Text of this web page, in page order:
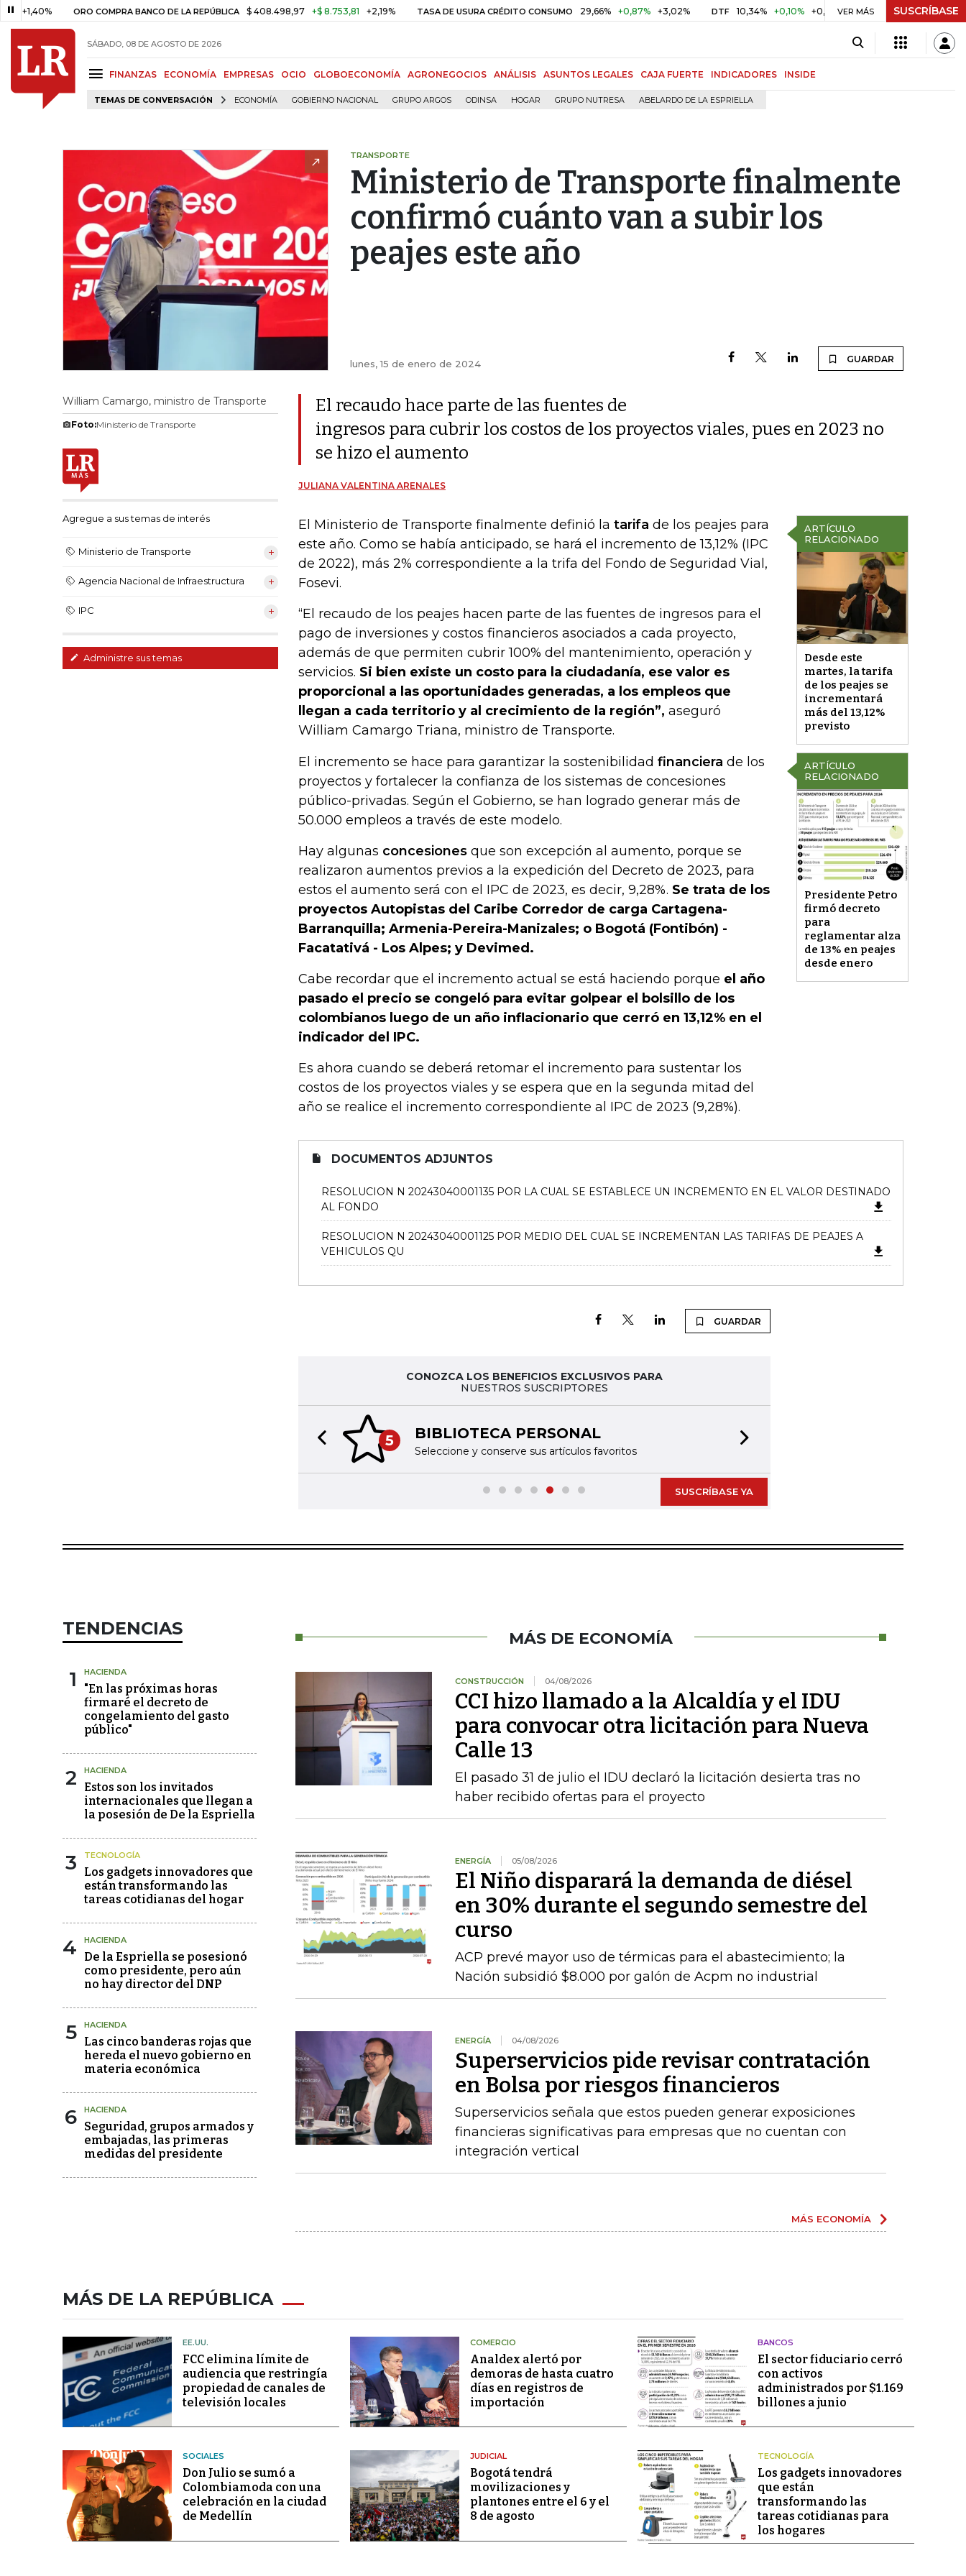
ORO COMPRA BANCO DE LA REPÚBLICA $ 408.498,97 +$ 8.753,81 +2,19% TASA DE USURA CRÉDITO CONSUMO 29,66% +0,87% +3,02% DTF 10,34% +0,10% +0,98% UVR $ 416,96 +$ 0,05 +0,01%
VER MÁS SUSCRÍBASE
SÁBADO, 08 DE AGOSTO DE 2026
FINANZAS ECONOMÍA EMPRESAS OCIO GLOBOECONOMÍA AGRONEGOCIOS ANÁLISIS ASUNTOS LEGALES CAJA FUERTE INDICADORES INSIDE
TEMAS DE CONVERSACIÓN ECONOMÍA GOBIERNO NACIONAL GRUPO ARGOS ODINSA HOGAR GRUPO NUTRESA ABELARDO DE LA ESPRIELLA
TRANSPORTE
Ministerio de Transporte finalmente
confirmó cuánto van a subir los
peajes este año
lunes, 15 de enero de 2024 GUARDAR
William Camargo, ministro de Transporte
Foto:Ministerio de Transporte
Agregue a sus temas de interés
Ministerio de Transporte
Agencia Nacional de Infraestructura
IPC
Administre sus temas
El recaudo hace parte de las fuentes de
ingresos para cubrir los costos de los proyectos viales, pues en 2023 no
se hizo el aumento
JULIANA VALENTINA ARENALES
ARTÍCULO
RELACIONADO
Desde este
martes, la tarifa
de los peajes se
incrementará
más del 13,12%
previsto
El Ministerio de Transporte finalmente definió la tarifa de los peajes para
este año. Como se había anticipado, se hará el incremento de 13,12% (IPC
de 2022), más 2% correspondiente a la trifa del Fondo de Seguridad Vial,
Fosevi.
“El recaudo de los peajes hacen parte de las fuentes de ingresos para el
pago de inversiones y costos financieros asociados a cada proyecto,
además de que permiten cubrir 100% del mantenimiento, operación y
servicios. Si bien existe un costo para la ciudadanía, ese valor es
proporcional a las oportunidades generadas, a los empleos que
llegan a cada territorio y al crecimiento de la región”, aseguró
William Camargo Triana, ministro de Transporte.
ARTÍCULO
RELACIONADO
Presidente Petro
firmó decreto
para
reglamentar alza
de 13% en peajes
desde enero
El incremento se hace para garantizar la sostenibilidad financiera de los
proyectos y fortalecer la confianza de los sistemas de concesiones
público-privadas. Según el Gobierno, se han logrado generar más de
50.000 empleos a través de este modelo.
Hay algunas concesiones que son excepción al aumento, porque se
realizaron aumentos previos a la expedición del Decreto de 2023, para
estos el aumento será con el IPC de 2023, es decir, 9,28%. Se trata de los
proyectos Autopistas del Caribe Corredor de carga Cartagena-
Barranquilla; Armenia-Pereira-Manizales; o Bogotá (Fontibón) -
Facatativá - Los Alpes; y Devimed.
Cabe recordar que el incremento actual se está haciendo porque el año
pasado el precio se congeló para evitar golpear el bolsillo de los
colombianos luego de un año inflacionario que cerró en 13,12% en el
indicador del IPC.
Es ahora cuando se deberá retomar el incremento para sustentar los
costos de los proyectos viales y se espera que en la segunda mitad del
año se realice el incremento correspondiente al IPC de 2023 (9,28%).
DOCUMENTOS ADJUNTOS
RESOLUCION N 20243040001135 POR LA CUAL SE ESTABLECE UN INCREMENTO EN EL VALOR DESTINADO
AL FONDO
RESOLUCION N 20243040001125 POR MEDIO DEL CUAL SE INCREMENTAN LAS TARIFAS DE PEAJES A
VEHICULOS QU
GUARDAR
CONOZCA LOS BENEFICIOS EXCLUSIVOS PARA
NUESTROS SUSCRIPTORES
5 BIBLIOTECA PERSONAL
Seleccione y conserve sus artículos favoritos
Previous slide
SUSCRÍBASE YA
TENDENCIAS
1 HACIENDA
"En las próximas horas
firmaré el decreto de
congelamiento del gasto
público"
2 HACIENDA
Estos son los invitados
internacionales que llegan a
la posesión de De la Espriella
3 TECNOLOGÍA
Los gadgets innovadores que
están transformando las
tareas cotidianas del hogar
4 HACIENDA
De la Espriella se posesionó
como presidente, pero aún
no hay director del DNP
5 HACIENDA
Las cinco banderas rojas que
hereda el nuevo gobierno en
materia económica
6 HACIENDA
Seguridad, grupos armados y
embajadas, las primeras
medidas del presidente
MÁS DE ECONOMÍA
CONSTRUCCIÓN 04/08/2026
CCI hizo llamado a la Alcaldía y el IDU
para convocar otra licitación para Nueva
Calle 13
El pasado 31 de julio el IDU declaró la licitación desierta tras no
haber recibido ofertas para el proyecto
ENERGÍA 05/08/2026
El Niño disparará la demanda de diésel
en 30% durante el segundo semestre del
curso
ACP prevé mayor uso de térmicas para el abastecimiento; la
Nación subsidió $8.000 por galón de Acpm no industrial
ENERGÍA 04/08/2026
Superservicios pide revisar contratación
en Bolsa por riesgos financieros
Superservicios señala que estos pueden generar exposiciones
financieras significativas para empresas que no cuentan con
integración vertical
MÁS ECONOMÍA
MÁS DE LA REPÚBLICA
EE.UU.
FCC elimina límite de
audiencia que restringía
propiedad de canales de
televisión locales
COMERCIO
Analdex alertó por
demoras de hasta cuatro
días en registros de
importación
BANCOS
El sector fiduciario cerró
con activos
administrados por $1.169
billones a junio
SOCIALES
Don Julio se sumó a
Colombiamoda con una
celebración en la ciudad
de Medellín
JUDICIAL
Bogotá tendrá
movilizaciones y
plantones entre el 6 y el
8 de agosto
TECNOLOGÍA
Los gadgets innovadores
que están
transformando las
tareas cotidianas para
los hogares